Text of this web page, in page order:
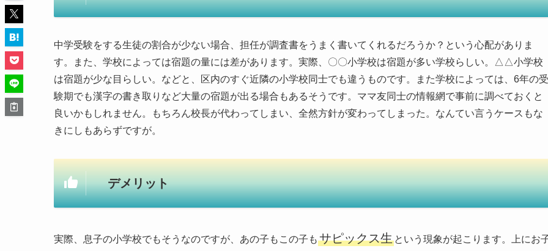
中学受験をする生徒の割合が少ない場合、担任が調査書をうまく書いてくれるだろうか？という心配がありま
す。また、学校によっては宿題の量には差があります。実際、〇〇小学校は宿題が多い学校らしい。△△小学校
は宿題が少な目らしい。などと、区内のすぐ近隣の小学校同士でも違うものです。また学校によっては、6年の受
験期でも漢字の書き取りなど大量の宿題が出る場合もあるそうです。ママ友同士の情報網で事前に調べておくと
良いかもしれません。もちろん校長が代わってしまい、全然方針が変わってしまった。なんてい言うケースもな
きにしもあらずですが。
デメリット
実際、息子の小学校でもそうなのですが、あの子もこの子も サピックス生 という現象が起こります。上にお